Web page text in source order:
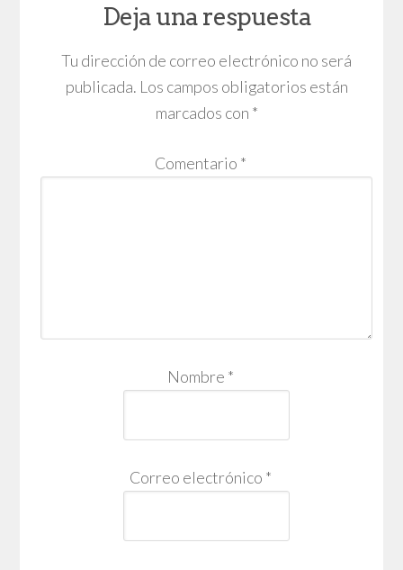
Deja una respuesta
Tu dirección de correo electrónico no será
publicada. Los campos obligatorios están
marcados con *
Comentario *
Nombre *
Correo electrónico *